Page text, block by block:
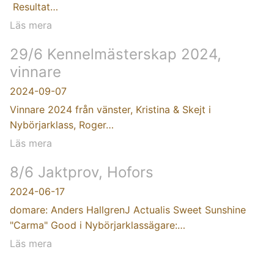
Resultat…
Läs mera
29/6 Kennelmästerskap 2024,
vinnare
2024-09-07
Vinnare 2024 från vänster, Kristina & Skejt i
Nybörjarklass, Roger…
Läs mera
8/6 Jaktprov, Hofors
2024-06-17
domare: Anders HallgrenJ Actualis Sweet Sunshine
"Carma" Good i Nybörjarklassägare:…
Läs mera